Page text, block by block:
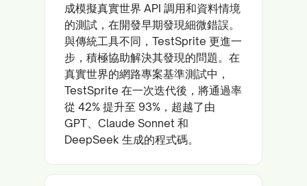
成模擬真實世界 API 調用和資料情境
的測試，在開發早期發現細微錯誤。
與傳統工具不同，TestSprite 更進一
步，積極協助解決其發現的問題。在
真實世界的網路專案基準測試中，
TestSprite 在一次迭代後，將通過率
從 42% 提升至 93%，超越了由
GPT、Claude Sonnet 和
DeepSeek 生成的程式碼。